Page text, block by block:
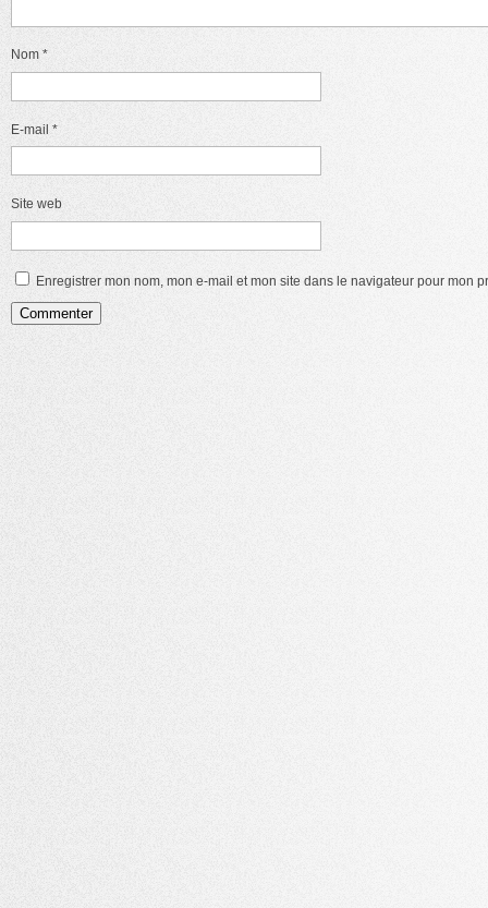
Nom *
E-mail *
Site web
Enregistrer mon nom, mon e-mail et mon site dans le navigateur pour mon